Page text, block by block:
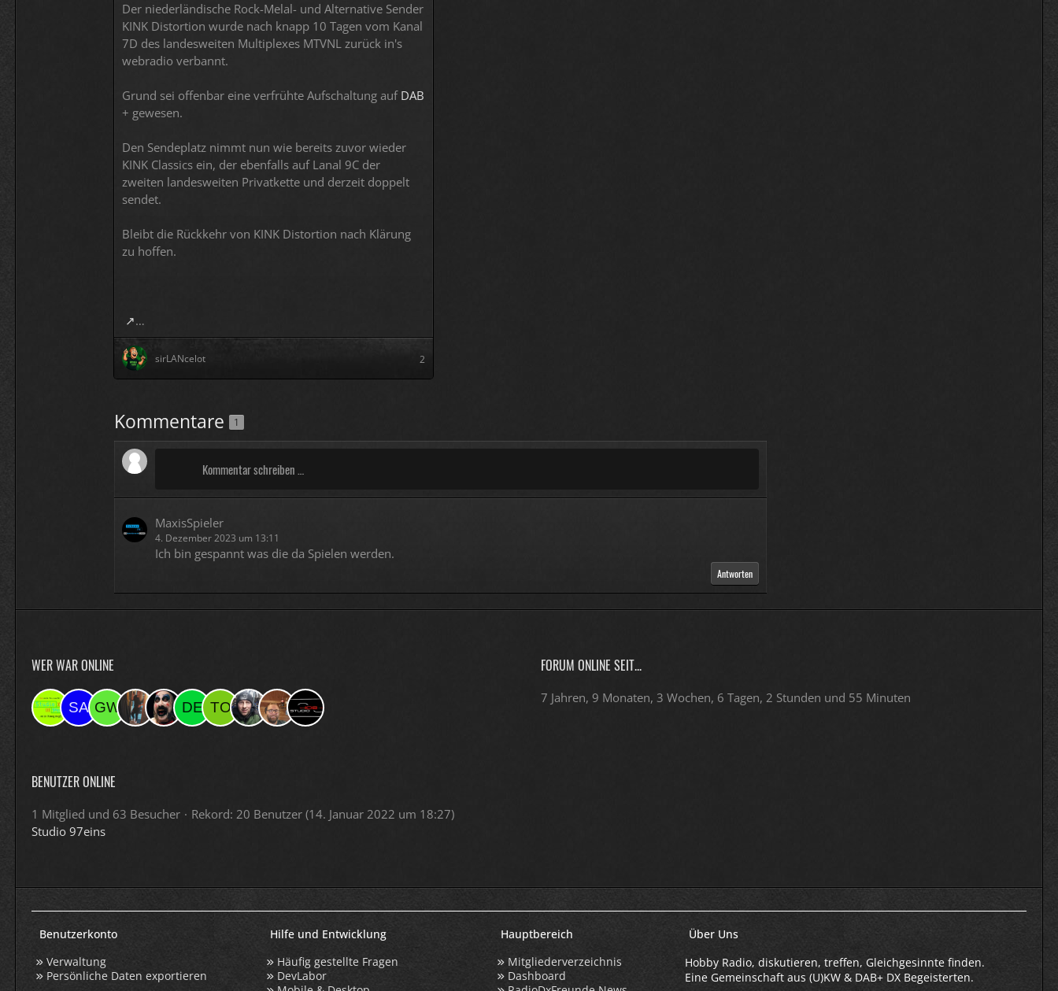
Der niederländische Rock-Melal- und Alternative Sender
KINK Distortion wurde nach knapp 10 Tagen vom Kanal
7D des landesweiten Multiplexes MTVNL zurück in's
webradio verbannt.
Grund sei offenbar eine verfrühte Aufschaltung auf DAB
+ gewesen.
Den Sendeplatz nimmt nun wie bereits zuvor wieder
KINK Classics ein, der ebenfalls auf Lanal 9C der
zweiten landesweiten Privatkette und derzeit doppelt
sendet.
Bleibt die Rückkehr von KINK Distortion nach Klärung
zu hoffen.
…
sirLANcelot 2
Kommentare 1
Kommentar schreiben …
MaxisSpieler
4. Dezember 2023 um 13:11
Ich bin gespannt was die da Spielen werden.
Antworten
WER WAR ONLINE FORUM ONLINE SEIT...
7 Jahren, 9 Monaten, 3 Wochen, 6 Tagen, 2 Stunden und 55 Minuten
BENUTZER ONLINE
1 Mitglied und 63 Besucher Rekord: 20 Benutzer (14. Januar 2022 um 18:27)
Studio 97eins
Benutzerkonto
Verwaltung
Persönliche Daten exportieren
Hilfe und Entwicklung
Häufig gestellte Fragen
DevLabor
Hauptbereich
Mitgliederverzeichnis
Dashboard
Über Uns
Hobby Radio, diskutieren, treffen, Gleichgesinnte finden.
Eine Gemeinschaft aus (U)KW & DAB+ DX Begeisterten.